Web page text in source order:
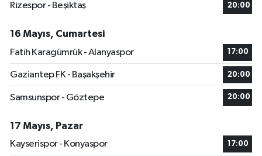
Rizespor - Beşiktaş
20:00
16 Mayıs, Cumartesi
Fatih Karagümrük - Alanyaspor
17:00
Gaziantep FK - Başakşehir 20:00
Samsunspor - Göztepe 20:00
17 Mayıs, Pazar
Kayserispor - Konyaspor
17:00